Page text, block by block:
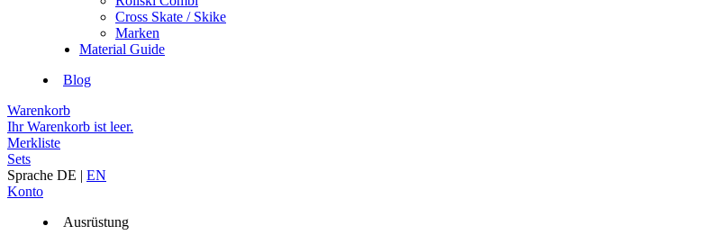
Cross Skate / Skike
Marken
Material Guide
Blog
Warenkorb
Ihr Warenkorb ist leer.
Merkliste
Sets
Sprache DE | EN
Konto
Ausrüstung